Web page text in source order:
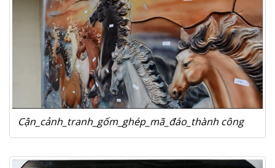
Cận_cảnh_tranh_gốm_ghép_mã_đáo_thành công